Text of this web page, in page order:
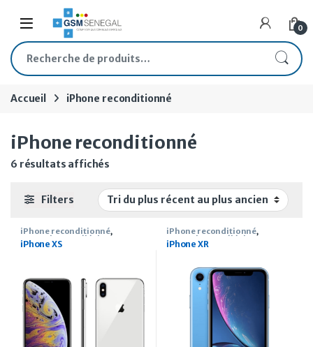
Skip to navigation
Skip to content
Open 0
Recherche pour :
Accueil iPhone reconditionné
iPhone reconditionné
6 résultats affichés
Filters
iPhone reconditionné,
Smartphone Téléphone
iPhone XS
iPhone reconditionné,
Smartphone Téléphone
iPhone XR